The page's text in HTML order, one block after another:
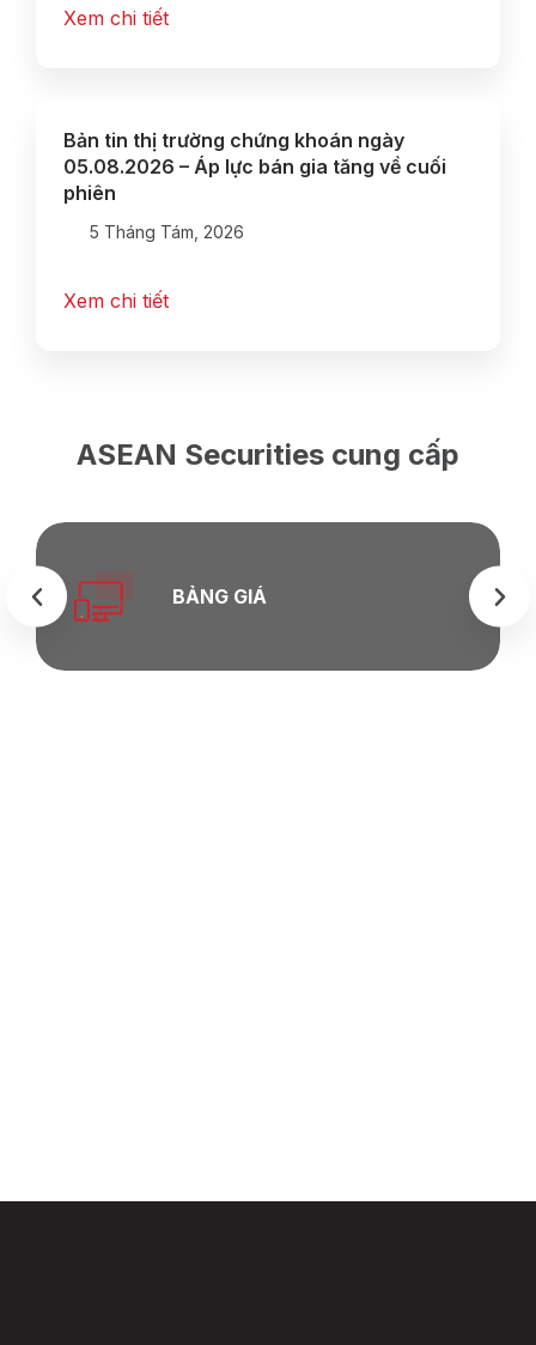
Xem chi tiết
Bản tin thị trường chứng khoán ngày
05.08.2026 – Áp lực bán gia tăng về cuối
phiên
5 Tháng Tám, 2026
Xem chi tiết
ASEAN Securities cung cấp
BẢNG GIÁ